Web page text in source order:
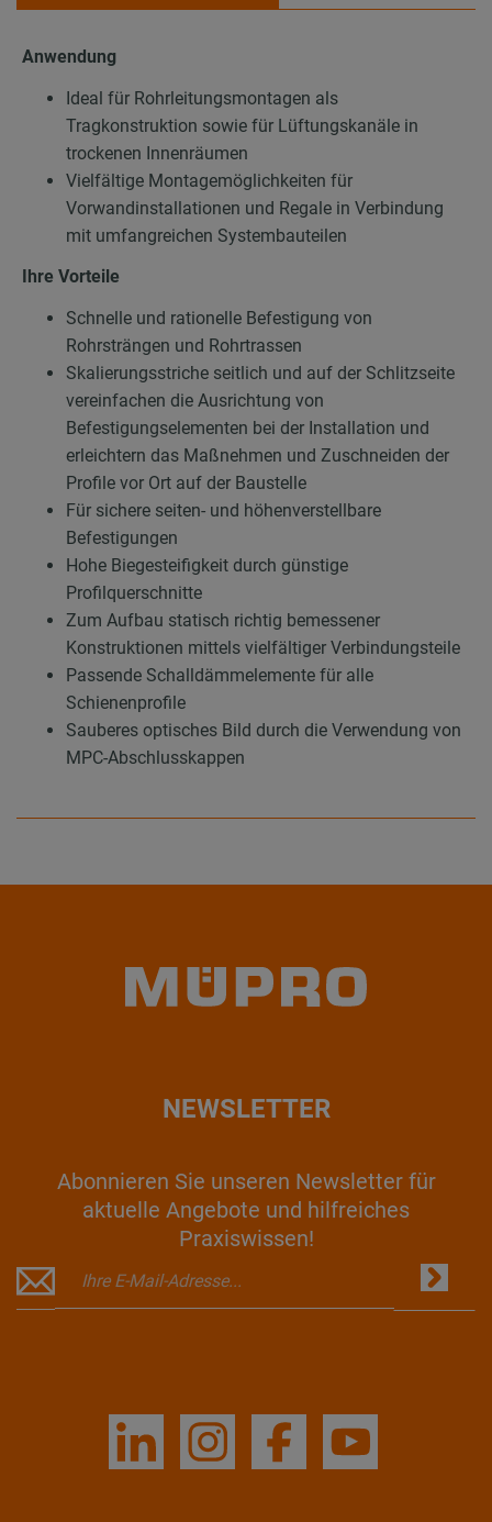
Anwendung
Ideal für Rohrleitungsmontagen als
Tragkonstruktion sowie für Lüftungskanäle in
trockenen Innenräumen
Vielfältige Montagemöglichkeiten für
Vorwandinstallationen und Regale in Verbindung
mit umfangreichen Systembauteilen
Ihre Vorteile
Schnelle und rationelle Befestigung von
Rohrsträngen und Rohrtrassen
Skalierungsstriche seitlich und auf der Schlitzseite
vereinfachen die Ausrichtung von
Befestigungselementen bei der Installation und
erleichtern das Maßnehmen und Zuschneiden der
Profile vor Ort auf der Baustelle
Für sichere seiten- und höhenverstellbare
Befestigungen
Hohe Biegesteifigkeit durch günstige
Profilquerschnitte
Zum Aufbau statisch richtig bemessener
Konstruktionen mittels vielfältiger Verbindungsteile
Passende Schalldämmelemente für alle
Schienenprofile
Sauberes optisches Bild durch die Verwendung von
MPC-Abschlusskappen
NEWSLETTER
Abonnieren Sie unseren Newsletter für
aktuelle Angebote und hilfreiches
Praxiswissen!